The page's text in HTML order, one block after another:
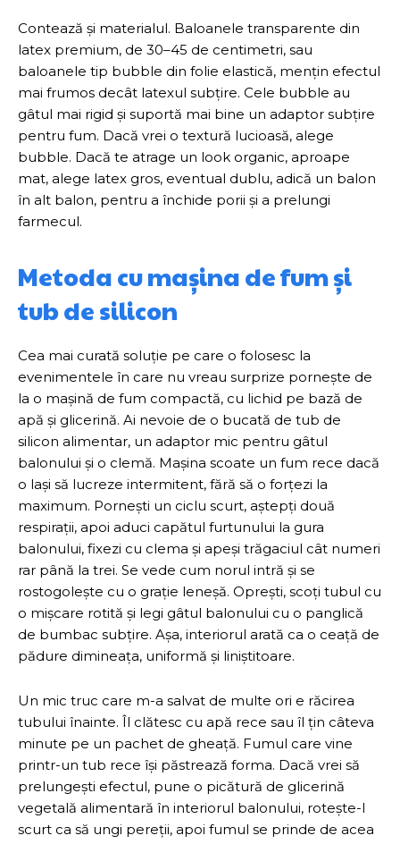
Contează și materialul. Baloanele transparente din
latex premium, de 30–45 de centimetri, sau
baloanele tip bubble din folie elastică, mențin efectul
mai frumos decât latexul subțire. Cele bubble au
gâtul mai rigid și suportă mai bine un adaptor subțire
pentru fum. Dacă vrei o textură lucioasă, alege
bubble. Dacă te atrage un look organic, aproape
mat, alege latex gros, eventual dublu, adică un balon
în alt balon, pentru a închide porii și a prelungi
farmecul.
Metoda cu mașina de fum și
tub de silicon
Cea mai curată soluție pe care o folosesc la
evenimentele în care nu vreau surprize pornește de
la o mașină de fum compactă, cu lichid pe bază de
apă și glicerină. Ai nevoie de o bucată de tub de
silicon alimentar, un adaptor mic pentru gâtul
balonului și o clemă. Mașina scoate un fum rece dacă
o lași să lucreze intermitent, fără să o forțezi la
maximum. Pornești un ciclu scurt, aștepți două
respirații, apoi aduci capătul furtunului la gura
balonului, fixezi cu clema și apeși trăgaciul cât numeri
rar până la trei. Se vede cum norul intră și se
rostogolește cu o grație leneșă. Oprești, scoți tubul cu
o mișcare rotită și legi gâtul balonului cu o panglică
de bumbac subțire. Așa, interiorul arată ca o ceață de
pădure dimineața, uniformă și liniștitoare.
Un mic truc care m-a salvat de multe ori e răcirea
tubului înainte. Îl clătesc cu apă rece sau îl țin câteva
minute pe un pachet de gheață. Fumul care vine
printr-un tub rece își păstrează forma. Dacă vrei să
prelungești efectul, pune o picătură de glicerină
vegetală alimentară în interiorul balonului, rotește-l
scurt ca să ungi pereții, apoi fumul se prinde de acea